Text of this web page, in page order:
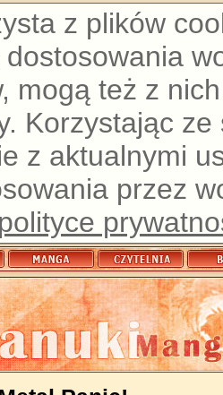
z plików
mogą też z
Korzystając
z aktualnymi
przez
polityce